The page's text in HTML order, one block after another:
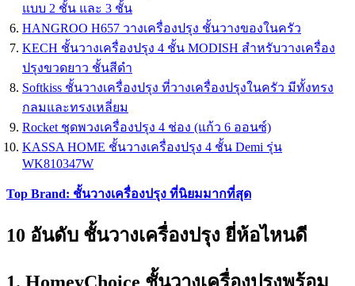
แบบ 2 ชั้น และ 3 ชั้น
HANGROO H657 วางเครื่องปรุง ชั้นวางของในครัว
KECH ชั้นวางเครื่องปรุง 4 ชั้น MODISH สำหรับวางเครื่อง
ปรุงขวดยาว ชั้นสีดำ
Softkiss ชั้นวางเครื่องปรุง ที่วางเครื่องปรุงในครัว มีทั้งทรง
กลมและทรงเหลี่ยม
Rocket ชุดพวงเครื่องปรุง 4 ช่อง (แก้ว 6 ออนซ์)
KASSA HOME ชั้นวางเครื่องปรุง 4 ชั้น Demi รุ่น
WK810347W
Top Brand: ชั้นวางเครื่องปรุง ที่นิยมมากที่สุด
10 อันดับ ชั้นวางเครื่องปรุง ยี่ห้อไหนดี
1. HomeyChoice ชั้นวางเครื่องปรุงพร้อม